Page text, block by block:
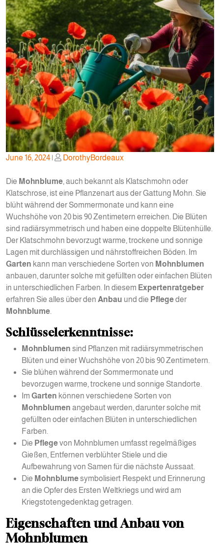
Posted
June 16, 2024| Posted
DorothyBordeaux
Die Mohnblume, auch bekannt als Klatschmohn oder
Klatschrose, ist eine Pflanzenart aus der Gattung Mohn. Sie
blüht während der Sommermonate und kann eine
Wuchshöhe von 20 bis 90 Zentimetern erreichen. Die Blüten
sind radiärsymmetrisch und haben eine doppelte Blütenhülle.
Der Klatschmohn bevorzugt warme, trockene und sonnige
Lagen mit durchlässigen und nährstoffreichen Böden. Im
Garten kann man verschiedene Sorten von Mohnblumen
anbauen, darunter solche mit gefüllten oder einfachen Blüten
in unterschiedlichen Farben. In diesem Expertenratgeber
erfahren Sie alles über den Anbau und die Pflegeder
Mohnblume.
Schlüsselerkenntnisse:
Mohnblumen sind Pflanzen mit radiärsymmetrischen
Blüten und einer Wuchshöhe von 20 bis 90 Zentimetern.
Sie blühen während der Sommermonate und
bevorzugen warme, trockene und sonnige Standorte.
Im Garten können verschiedene Sorten von
Mohnblumen angebaut werden, darunter solche mit
gefüllten oder einfachen Blüten in unterschiedlichen
Farben.
Die Pflegevon Mohnblumen umfasst regelmäßiges
Gießen, Entfernen verblühter Stiele und die
Aufbewahrung von Samen für die nächste Aussaat.
Die Mohnblumesymbolisiert Respekt und Erinnerung
an die Opfer des Ersten Weltkriegs und wird am
Kriegstotengedenktag getragen.
Eigenschaften und Anbau von
Mohnblumen